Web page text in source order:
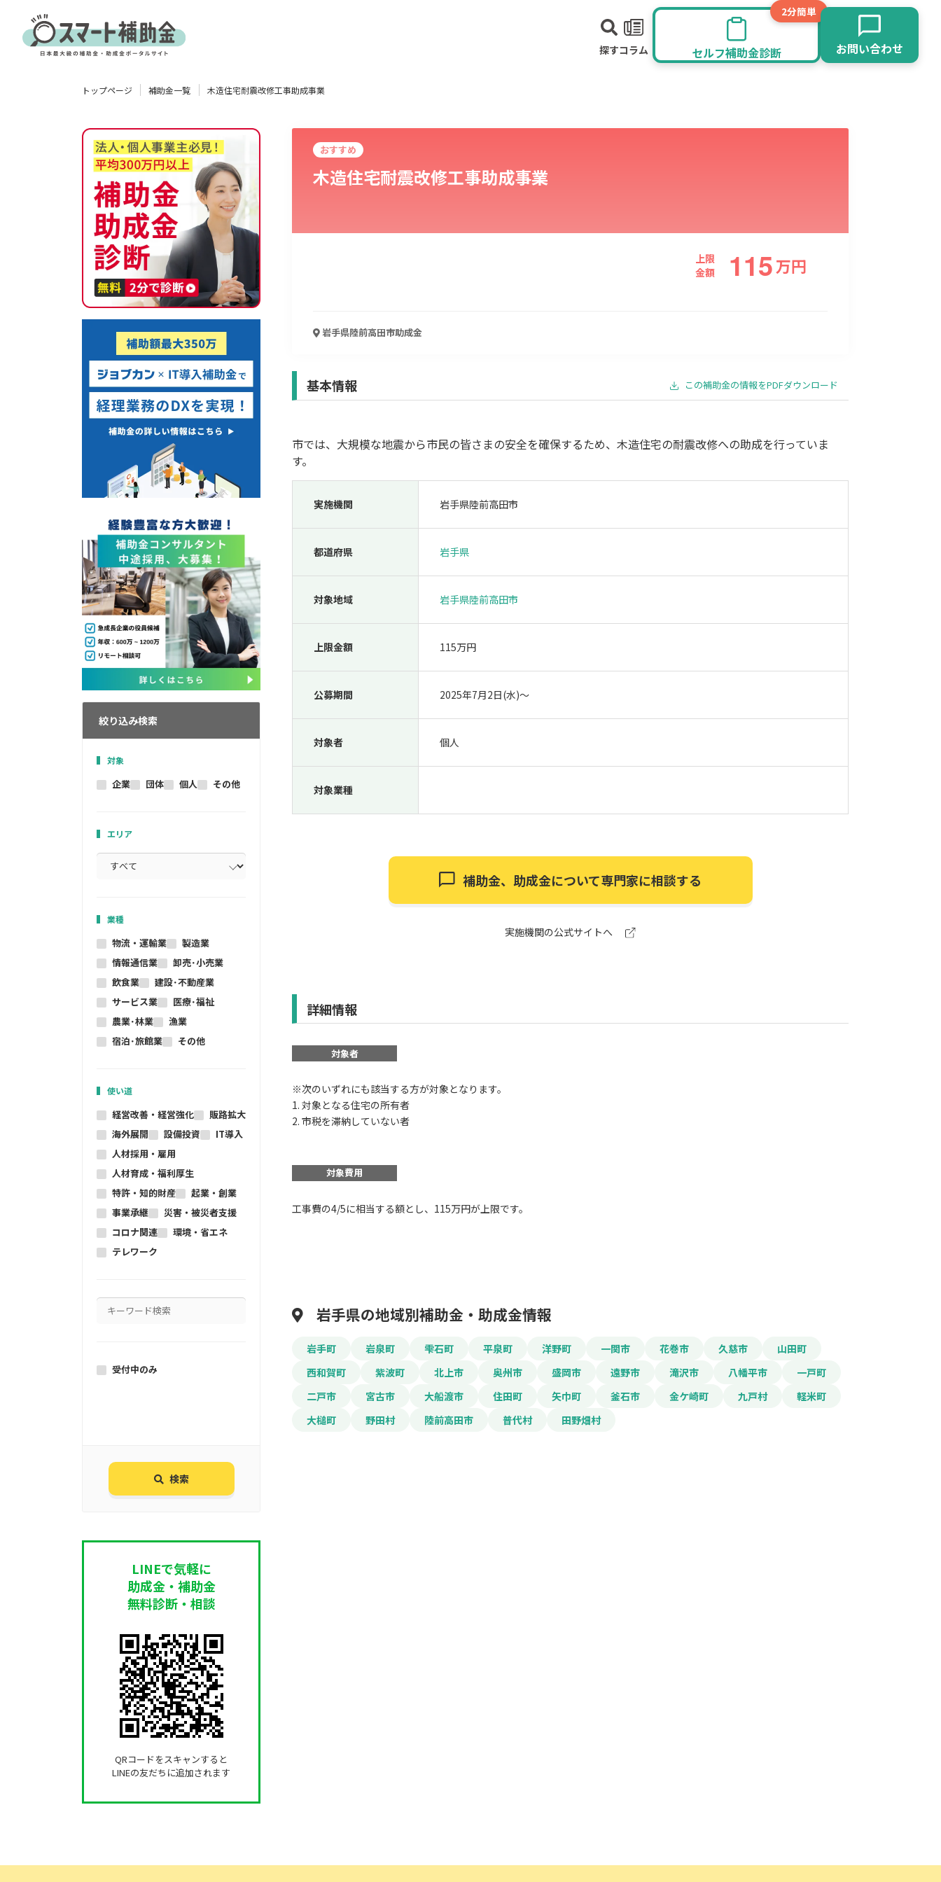
探すコラム
2分簡単
セルフ補助金診断 お問い合わせ
製造業 情報通信業 卸売･小売業
人材採用・雇用 人材育成・福利厚生
トップページ 補助金一覧 木造住宅耐震改修工事助成事業
絞り込み検索
対象
企業 団体 個人 その他
エリア
業種
物流・運輸業
製造業
情報通信業
卸売･小売業
飲食業
建設･不動産業
サービス業
医療･福祉
農業･林業
漁業
宿泊･旅館業
その他
使い道
経営改善・経営強化
販路拡大
海外展開
設備投資
IT導入
人材採用・雇用
人材育成・福利厚生
特許・知的財産
起業・創業
事業承継
災害・被災者支援
コロナ関連
環境・省エネ
テレワーク
受付中のみ
検索
LINEで気軽に
助成金・補助金
無料診断・相談
QRコードをスキャンすると
LINEの友だちに追加されます
おすすめ
木造住宅耐震改修工事助成事業
上限
金額
115万円
岩手県陸前高田市助成金
基本情報 この補助金の情報をPDFダウンロード
市では、大規模な地震から市民の皆さまの安全を確保するため、木造住宅の耐震改修への助成を行っていま
す。
実施機関 岩手県陸前高田市
都道府県 岩手県
対象地域 岩手県陸前高田市
上限金額 115万円
公募期間 2025年7月2日(水)〜
対象者 個人
対象業種
補助金、助成金について専門家に相談する
実施機関の公式サイトへ
詳細情報
対象者
※次のいずれにも該当する方が対象となります。
1. 対象となる住宅の所有者
2. 市税を滞納していない者
対象費用
工事費の4/5に相当する額とし、115万円が上限です。
岩手県の地域別補助金・助成金情報
岩手町 岩泉町 雫石町 平泉町 洋野町 一関市 花巻市 久慈市
山田町
西和賀町
紫波町 北上市 奥州市 盛岡市 遠野市 滝沢市 八幡平市
一戸町
二戸市
宮古市 大船渡市 住田町 矢巾町 釜石市 金ケ崎町 九戸村
軽米町
大槌町
野田村 陸前高田市 普代村 田野畑村
この補助金の情報をPDFダウンロード
木造住宅耐震改修工事助成事業